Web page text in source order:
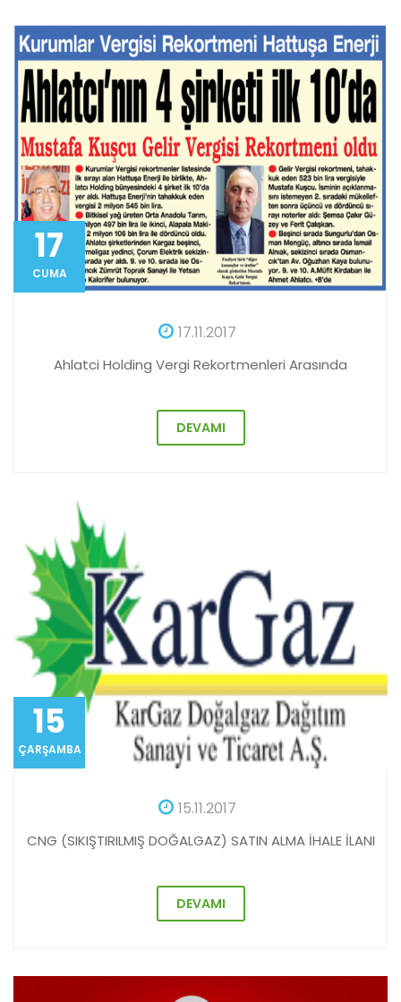
17
CUMA
17.11.2017
Ahlatci Holding Vergi Rekortmenleri Arasında
DEVAMI
15
ÇARŞAMBA
15.11.2017
CNG (SIKIŞTIRILMIŞ DOĞALGAZ) SATIN ALMA İHALE İLANI
DEVAMI